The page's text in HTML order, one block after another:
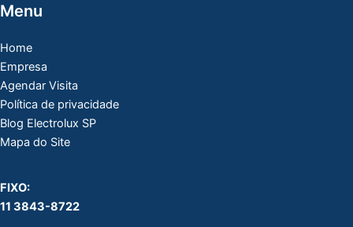
Menu
Home
Empresa
Agendar Visita
Política de privacidade
Blog Electrolux SP
Mapa do Site
FIXO:
11 3843-8722